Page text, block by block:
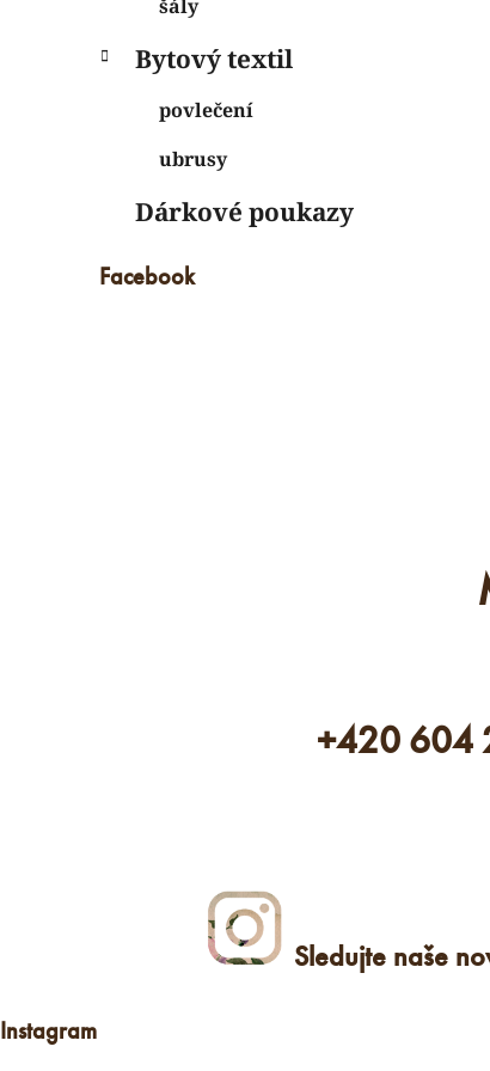
šály
Bytový textil
povlečení
ubrusy
Dárkové poukazy
Facebook
+420 604
Sledujte naše
Instagram